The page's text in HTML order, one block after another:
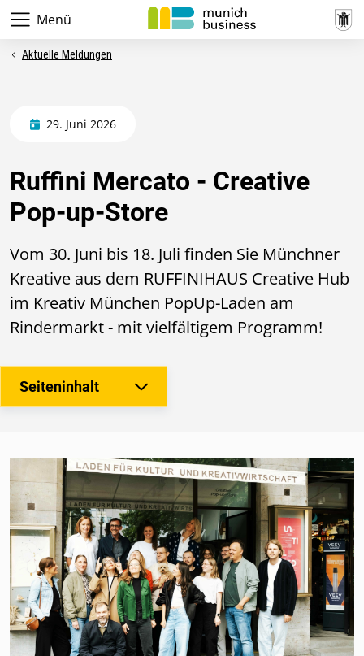
Menü
Aktuelle Meldungen
Ruffini Mercato - Creative
Pop-up-Store
29. Juni 2026
Vom 30. Juni bis 18. Juli finden Sie Münchner
Kreative aus dem RUFFINIHAUS Creative Hub
im Kreativ München PopUp-Laden am
Rindermarkt - mit vielfältigem Programm!
Seiteninhalt